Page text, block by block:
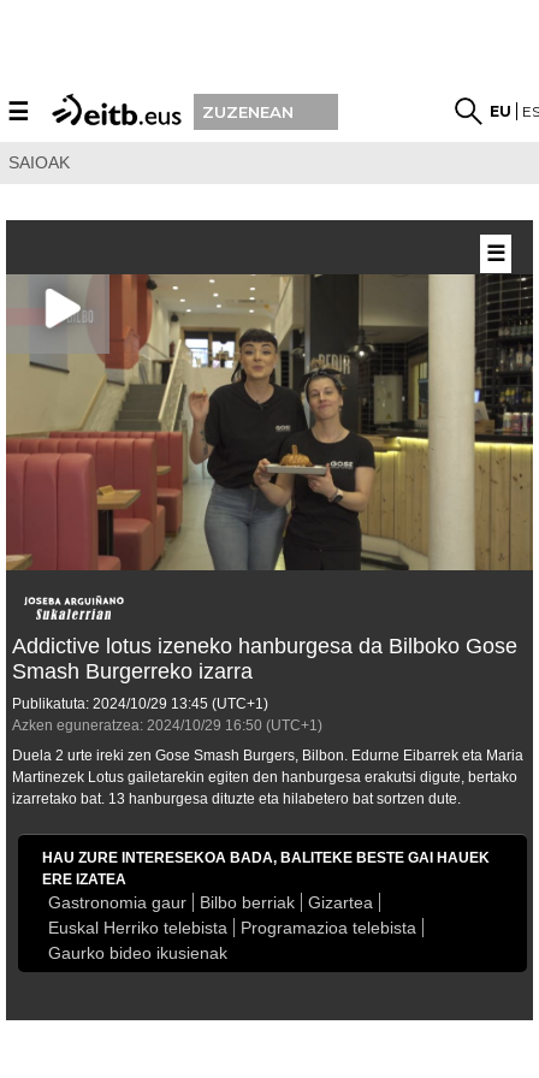
☰ ZUZENEAN EU
SAIOAK
Addictive lotus izeneko hanburgesa da Bilboko Gose
Smash Burgerreko izarra
Publikatuta: 2024/10/29 13:45 (UTC+1)
Azken eguneratzea: 2024/10/29 16:50 (UTC+1)
Duela 2 urte ireki zen Gose Smash Burgers, Bilbon. Edurne Eibarrek eta Maria
Martinezek Lotus gailetarekin egiten den hanburgesa erakutsi digute, bertako
izarretako bat. 13 hanburgesa dituzte eta hilabetero bat sortzen dute.
HAU ZURE INTERESEKOA BADA, BALITEKE BESTE GAI HAUEK
ERE IZATEA
Gastronomia gaur Bilbo berriak
Gizartea
Euskal Herriko telebista
Programazioa telebista
Gaurko bideo ikusienak
☰